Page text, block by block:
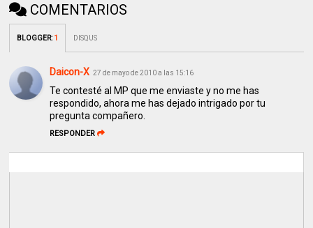
COMENTARIOS
BLOGGER: 1 DISQUS
Daicon-X 27 de mayo de 2010 a las 15:16
Te contesté al MP que me enviaste y no me has
respondido, ahora me has dejado intrigado por tu
pregunta compañero.
RESPONDER